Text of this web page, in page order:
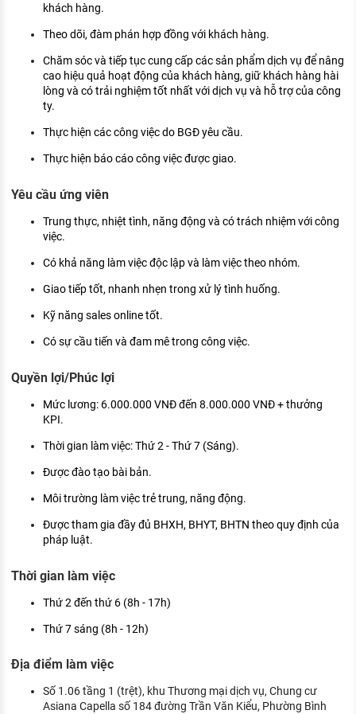
khách hàng.
Theo dõi, đàm phán hợp đồng với khách hàng.
Chăm sóc và tiếp tục cung cấp các sản phẩm dịch vụ để nâng
cao hiệu quả hoạt động của khách hàng, giữ khách hàng hài
lòng và có trải nghiệm tốt nhất với dịch vụ và hỗ trợ của công
ty.
Thực hiện các công việc do BGĐ yêu cầu.
Thực hiện báo cáo công việc được giao.
Yêu cầu ứng viên
Trung thực, nhiệt tình, năng động và có trách nhiệm với công
việc.
Có khả năng làm việc độc lập và làm việc theo nhóm.
Giao tiếp tốt, nhanh nhẹn trong xử lý tình huống.
Kỹ năng sales online tốt.
Có sự cầu tiến và đam mê trong công việc.
Quyền lợi/Phúc lợi
Mức lương: 6.000.000 VNĐ đến 8.000.000 VNĐ + thưởng
KPI.
Thời gian làm việc: Thứ 2 - Thứ 7 (Sáng).
Được đào tạo bài bản.
Môi trường làm việc trẻ trung, năng động.
Được tham gia đầy đủ BHXH, BHYT, BHTN theo quy định của
pháp luật.
Thời gian làm việc
Thứ 2 đến thứ 6 (8h - 17h)
Thứ 7 sáng (8h - 12h)
Địa điểm làm việc
Số 1.06 tầng 1 (trệt), khu Thương mại dịch vụ, Chung cư
Asiana Capella số 184 đường Trần Văn Kiểu, Phường Bình